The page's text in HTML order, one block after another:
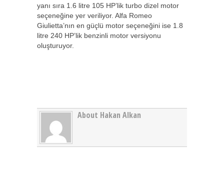
yanı sıra 1.6 litre 105 HP’lik turbo dizel motor
seçeneğine yer veriliyor. Alfa Romeo
Giulietta’nın en güçlü motor seçeneğini ise 1.8
litre 240 HP’lik benzinli motor versiyonu
oluşturuyor.
About Hakan Alkan